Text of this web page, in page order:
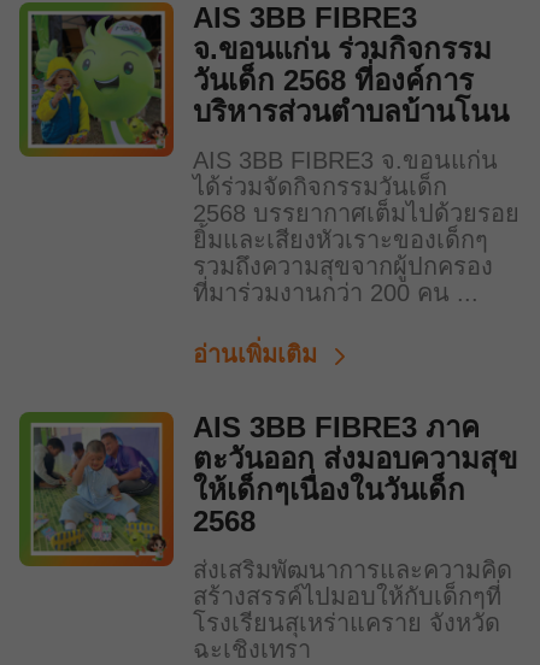
AIS 3BB FIBRE3
จ.ขอนแก่น ร่วมกิจกรรม
วันเด็ก 2568 ที่องค์การ
บริหารส่วนตำบลบ้านโนน
AIS 3BB FIBRE3 จ.ขอนแก่น
ได้ร่วมจัดกิจกรรมวันเด็ก
2568 บรรยากาศเต็มไปด้วยรอย
ยิ้มและเสียงหัวเราะของเด็กๆ
รวมถึงความสุขจากผู้ปกครอง
ที่มาร่วมงานกว่า 200 คน ...
อ่านเพิ่มเติม
AIS 3BB FIBRE3 ภาค
ตะวันออก ส่งมอบความสุข
ให้เด็กๆเนื่องในวันเด็ก
2568
ส่งเสริมพัฒนาการและความคิด
สร้างสรรค์ไปมอบให้กับเด็กๆที่
โรงเรียนสุเหร่าแคราย จังหวัด
ฉะเชิงเทรา